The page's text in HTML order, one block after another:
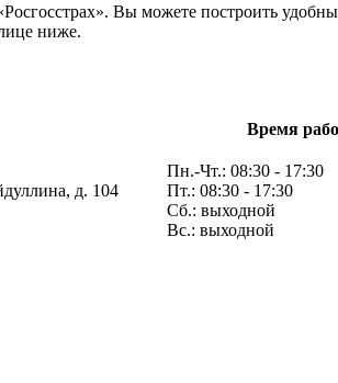
Вы можете построить
ниже.
Время
д. 104
Пн.-Чт.: 08:30 - 17:30
Пт.: 08:30 - 17:30
Сб.: выходной
Вс.: выходной